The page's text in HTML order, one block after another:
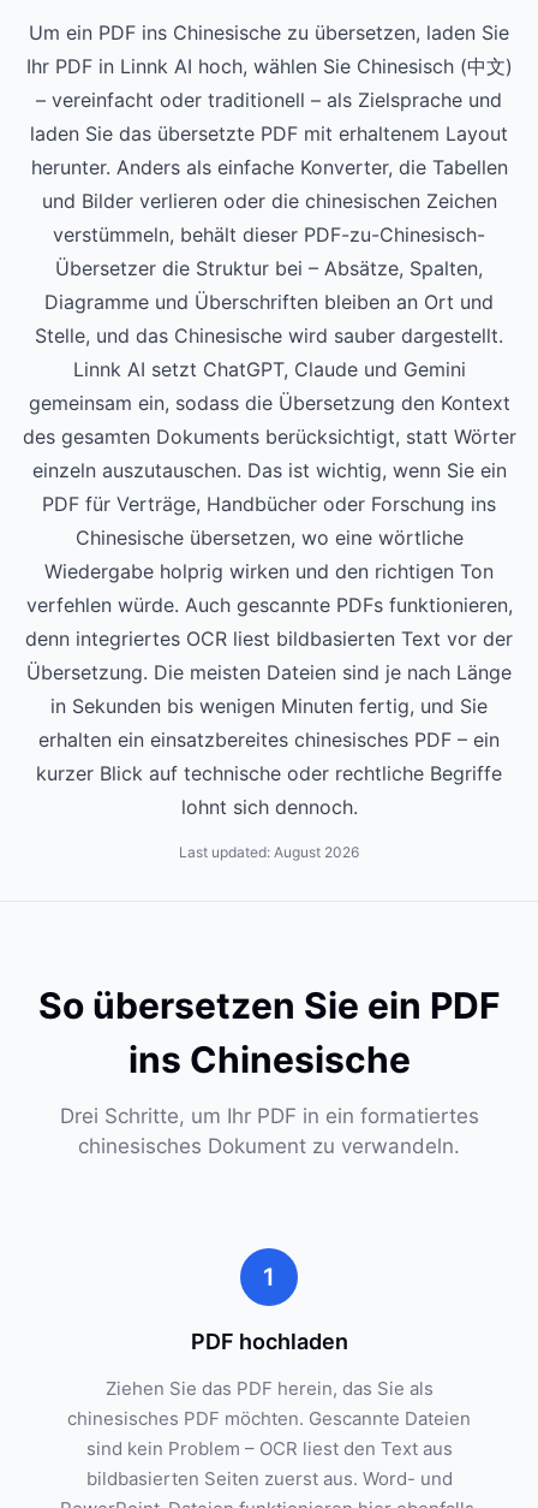
Um ein PDF ins Chinesische zu übersetzen, laden Sie
Ihr PDF in Linnk AI hoch, wählen Sie Chinesisch (中文)
– vereinfacht oder traditionell – als Zielsprache und
laden Sie das übersetzte PDF mit erhaltenem Layout
herunter. Anders als einfache Konverter, die Tabellen
und Bilder verlieren oder die chinesischen Zeichen
verstümmeln, behält dieser PDF-zu-Chinesisch-
Übersetzer die Struktur bei – Absätze, Spalten,
Diagramme und Überschriften bleiben an Ort und
Stelle, und das Chinesische wird sauber dargestellt.
Linnk AI setzt ChatGPT, Claude und Gemini
gemeinsam ein, sodass die Übersetzung den Kontext
des gesamten Dokuments berücksichtigt, statt Wörter
einzeln auszutauschen. Das ist wichtig, wenn Sie ein
PDF für Verträge, Handbücher oder Forschung ins
Chinesische übersetzen, wo eine wörtliche
Wiedergabe holprig wirken und den richtigen Ton
verfehlen würde. Auch gescannte PDFs funktionieren,
denn integriertes OCR liest bildbasierten Text vor der
Übersetzung. Die meisten Dateien sind je nach Länge
in Sekunden bis wenigen Minuten fertig, und Sie
erhalten ein einsatzbereites chinesisches PDF – ein
kurzer Blick auf technische oder rechtliche Begriffe
lohnt sich dennoch.
Last updated: August 2026
So übersetzen Sie ein PDF
ins Chinesische
Drei Schritte, um Ihr PDF in ein formatiertes
chinesisches Dokument zu verwandeln.
1
PDF hochladen
Ziehen Sie das PDF herein, das Sie als
chinesisches PDF möchten. Gescannte Dateien
sind kein Problem – OCR liest den Text aus
bildbasierten Seiten zuerst aus. Word- und